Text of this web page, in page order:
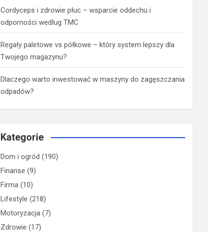
Cordyceps i zdrowie płuc – wsparcie oddechu i
odporności według TMC
Regały paletowe vs półkowe – który system lepszy dla
Twojego magazynu?
Dlaczego warto inwestować w maszyny do zagęszczania
odpadów?
Kategorie
Dom i ogród (190)
Finanse (9)
Firma (10)
Lifestyle (218)
Motoryzacja (7)
Zdrowie (17)